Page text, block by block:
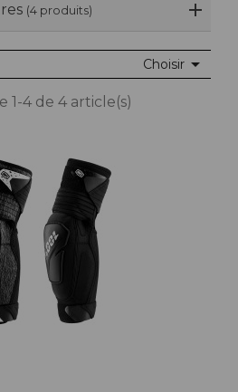
(4 produits)
Choisir 
1-4 de 4 article(s)